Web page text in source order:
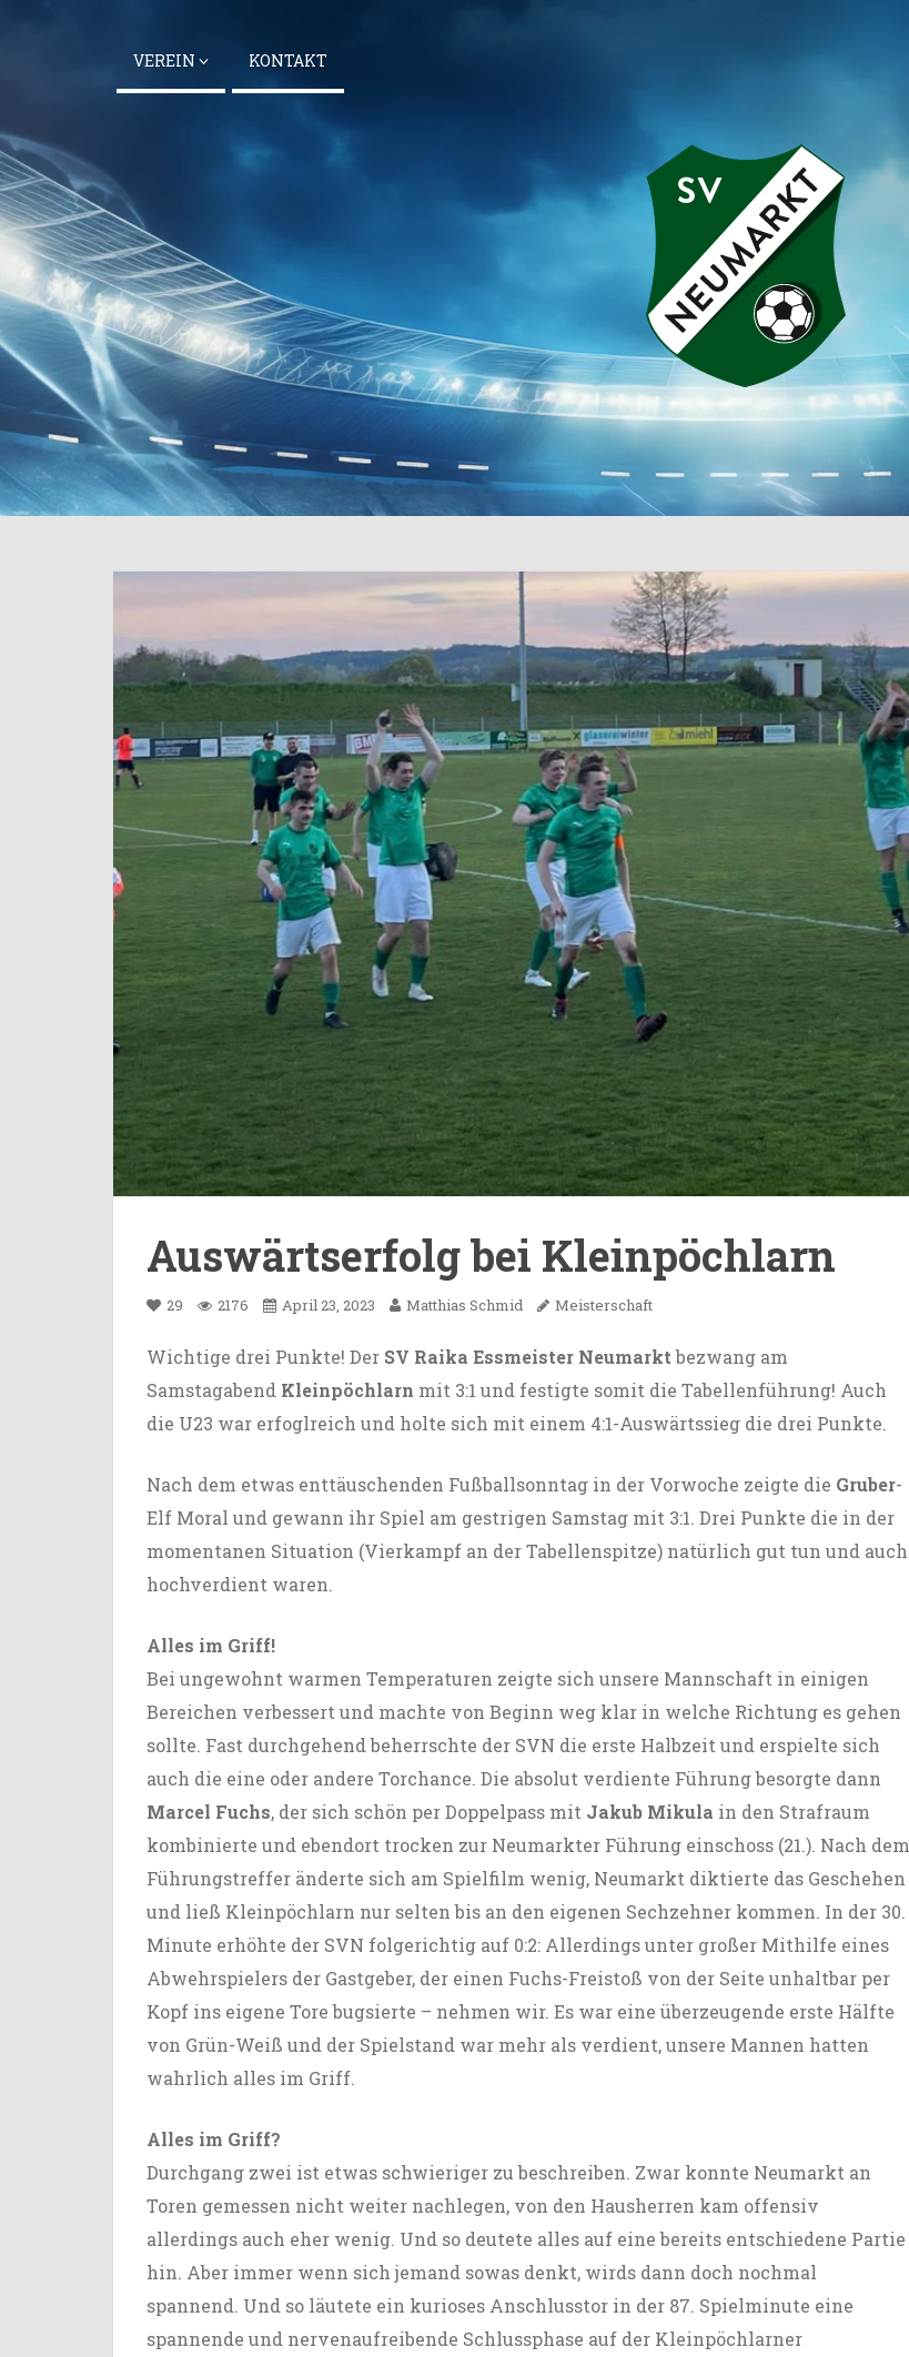
VEREIN KONTAKT
Auswärtserfolg bei Kleinpöchlarn
29 2176 April 23, 2023 Matthias Schmid Meisterschaft
Wichtige drei Punkte! Der SV Raika Essmeister Neumarktbezwang am
Samstagabend Kleinpöchlarn mit 3:1 und festigte somit die Tabellenführung! Auch
die U23 war erfoglreich und holte sich mit einem 4:1-Auswärtssieg die drei Punkte.
Nach dem etwas enttäuschenden Fußballsonntag in der Vorwoche zeigte die Gruber-
Elf Moral und gewann ihr Spiel am gestrigen Samstag mit 3:1. Drei Punkte die in der
momentanen Situation (Vierkampf an der Tabellenspitze) natürlich gut tun und auch
hochverdient waren.
Alles im Griff!
Bei ungewohnt warmen Temperaturen zeigte sich unsere Mannschaft in einigen
Bereichen verbessert und machte von Beginn weg klar in welche Richtung es gehen
sollte. Fast durchgehend beherrschte der SVN die erste Halbzeit und erspielte sich
auch die eine oder andere Torchance. Die absolut verdiente Führung besorgte dann
Marcel Fuchs, der sich schön per Doppelpass mit Jakub Mikula in den Strafraum
kombinierte und ebendort trocken zur Neumarkter Führung einschoss (21.). Nach dem
Führungstreffer änderte sich am Spielfilm wenig, Neumarkt diktierte das Geschehen
und ließ Kleinpöchlarn nur selten bis an den eigenen Sechzehner kommen. In der 30.
Minute erhöhte der SVN folgerichtig auf 0:2: Allerdings unter großer Mithilfe eines
Abwehrspielers der Gastgeber, der einen Fuchs-Freistoß von der Seite unhaltbar per
Kopf ins eigene Tore bugsierte – nehmen wir. Es war eine überzeugende erste Hälfte
von Grün-Weiß und der Spielstand war mehr als verdient, unsere Mannen hatten
wahrlich alles im Griff.
Alles im Griff?
Durchgang zwei ist etwas schwieriger zu beschreiben. Zwar konnte Neumarkt an
Toren gemessen nicht weiter nachlegen, von den Hausherren kam offensiv
allerdings auch eher wenig. Und so deutete alles auf eine bereits entschiedene Partie
hin. Aber immer wenn sich jemand sowas denkt, wirds dann doch nochmal
spannend. Und so läutete ein kurioses Anschlusstor in der 87. Spielminute eine
spannende und nervenaufreibende Schlussphase auf der Kleinpöchlarner